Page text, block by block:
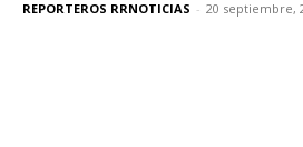
REPORTEROS RRNOTICIAS - 20 septiembre,